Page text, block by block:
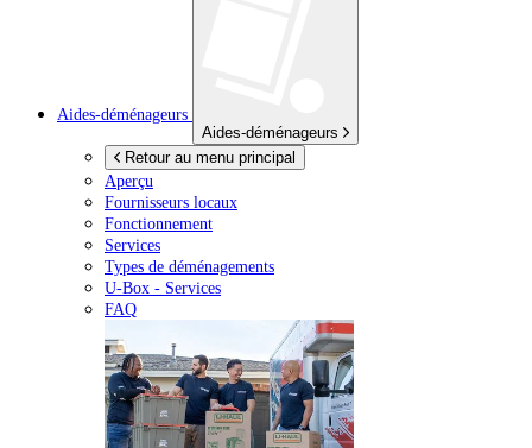
Aides-déménageurs
Aides-déménageurs
Retour au menu principal
Aperçu
Fournisseurs locaux
Fonctionnement
Services
Types de déménagements
U-Box - Services
FAQ